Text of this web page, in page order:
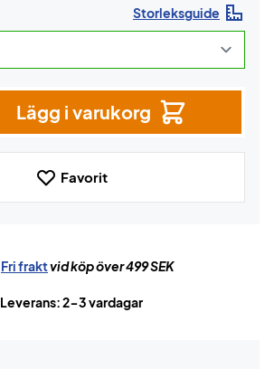
Storleksguide
Lägg i varukorg
Favorit
Fri fraktvid köp över 499 SEK
Leverans: 2-3 vardagar